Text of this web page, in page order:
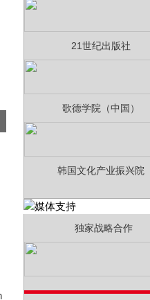
21世纪出版社
歌德学院（中国）
韩国文化产业振兴院
独家战略合作